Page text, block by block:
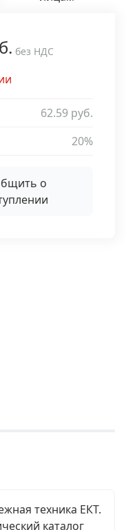
без НДС
62.59 руб.
20%
о
техника ЕКТ.
каталог